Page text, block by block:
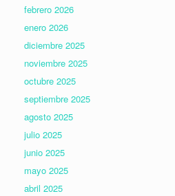
febrero 2026
enero 2026
diciembre 2025
noviembre 2025
octubre 2025
septiembre 2025
agosto 2025
julio 2025
junio 2025
mayo 2025
abril 2025